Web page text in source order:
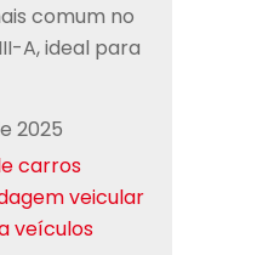
comum no
A, ideal para
2025
carros
veicular
veículos